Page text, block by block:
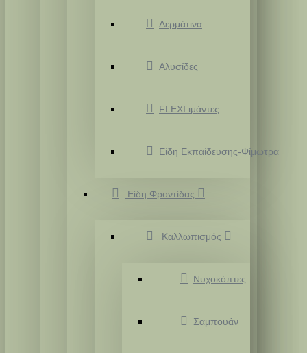
Δερμάτινα
Αλυσίδες
FLEXI ιμάντες
Είδη Εκπαίδευσης-Φίμωτρα
Είδη Φροντίδας
Καλλωπισμός
Νυχοκόπτες
Σαμπουάν